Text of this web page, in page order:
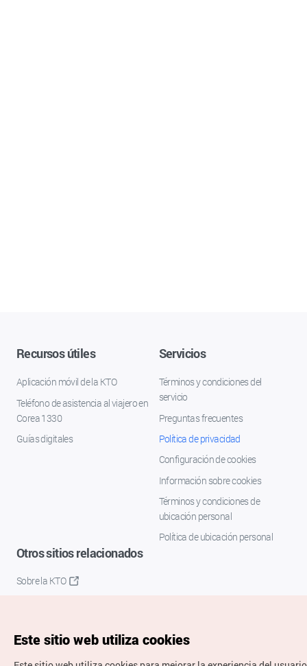
Recursos útiles
Aplicación móvil de la KTO
Teléfono de asistencia al viajero en
Corea 1330
Guías digitales
Servicios
Términos y condiciones del
servicio
Preguntas frecuentes
Política de privacidad
Configuración de cookies
Información sobre cookies
Términos y condiciones de
ubicación personal
Política de ubicación personal
Otros sitios relacionados
Sobre la KTO
Este sitio web utiliza cookies